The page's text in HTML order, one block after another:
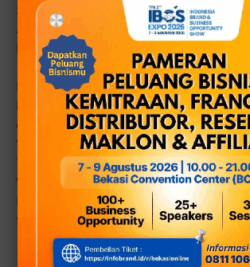
Sara, penguji internal Prof. Rudi
Ahmad Redi, serta penguji eksternal Prof.
Husein.
Ketua DPR RI ke-20 dan mantan Ketua
bidang Hukum, HAM, dan Keamanan ini
disertasi Agus Sutarman membahas
‘Perlindungan Hukum Terhadap Tenaga
Tenaga Kesehatan Dalam Kejadian Luar
Wabah Penyakit Menular di Indonesia’.
bagi Indonesia dalam menyiapkan sistem
terintegrasi.